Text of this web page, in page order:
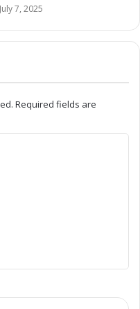
July 7, 2025
Required fields are